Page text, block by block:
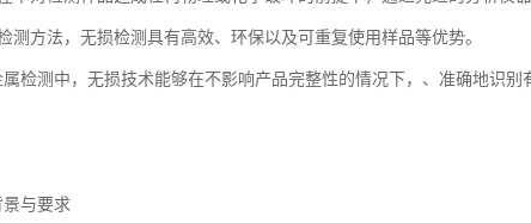
测方法，无损检测具有高效、环保以及可重复使用样品等优势。
属检测中，无损技术能够在不影响产品完整性的情况下，、准确地识
景与要求